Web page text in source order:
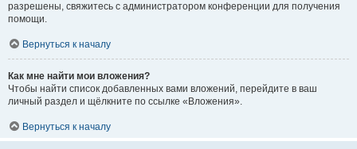
разрешены, свяжитесь с администратором конференции для получения
помощи.
Вернуться к началу
Как мне найти мои вложения?
Чтобы найти список добавленных вами вложений, перейдите в ваш
личный раздел и щёлкните по ссылке «Вложения».
Вернуться к началу